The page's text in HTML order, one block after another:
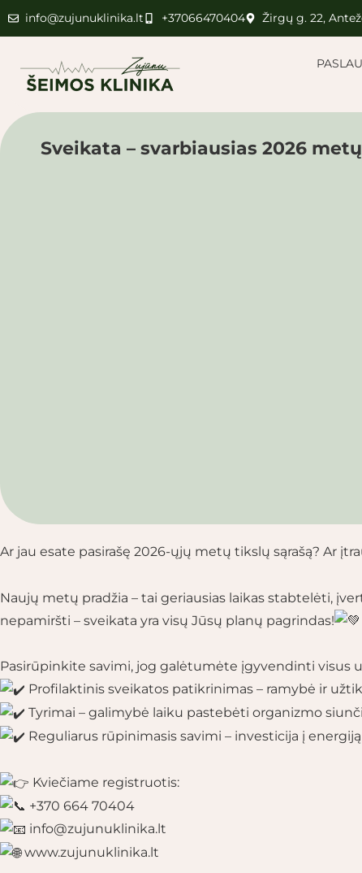
info@zujunuklinika.lt +37066470404 Žirgų g. 22,
Sveikata – svarbiausias 2026
Ar jau esate pasirašę 2026-ųjų metų tikslų sąrašą? Ar
Naujų metų pradžia – tai geriausias laikas stabtelėti,
nepamiršti – sveikata yra visų Jūsų planų pagrindas!
Pasirūpinkite savimi, jog galėtumėte įgyvendinti visus
Profilaktinis sveikatos patikrinimas – ramybė ir
Tyrimai – galimybė laiku pastebėti organizmo
Reguliarus rūpinimasis savimi – investicija į
Kviečiame registruotis:
+370 664 70404
info@zujunuklinika.lt
www.zujunuklinika.lt